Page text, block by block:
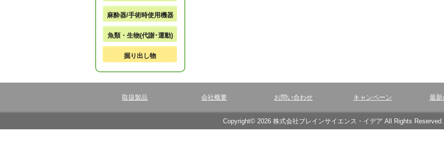
麻酔器/手術時使用機器
魚類・生物(代謝･運動)
掘り出し物
取扱製品 会社概要 お問い合わせ キャンペーン 最新
Copyright© 2026 株式会社ブレインサイエンス・イデア All Rights Reserved.